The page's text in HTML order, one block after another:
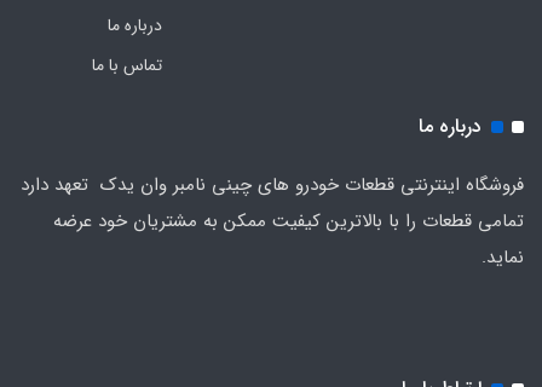
درباره ما
تماس با ما
درباره ما
فروشگاه اینترنتی قطعات خودرو های چینی نامبر وان یدک تعهد دارد
تمامی قطعات را با بالاترین کیفیت ممکن به مشتریان خود عرضه
نماید.